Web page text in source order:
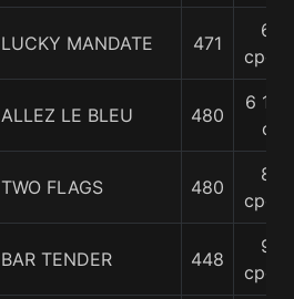
LUCKY MANDATE 471
6
cpos.
ALLEZ LE BLEU 480
6 1/4
c
TWO FLAGS 480
8
cpos.
BAR TENDER 448
9
cpos.